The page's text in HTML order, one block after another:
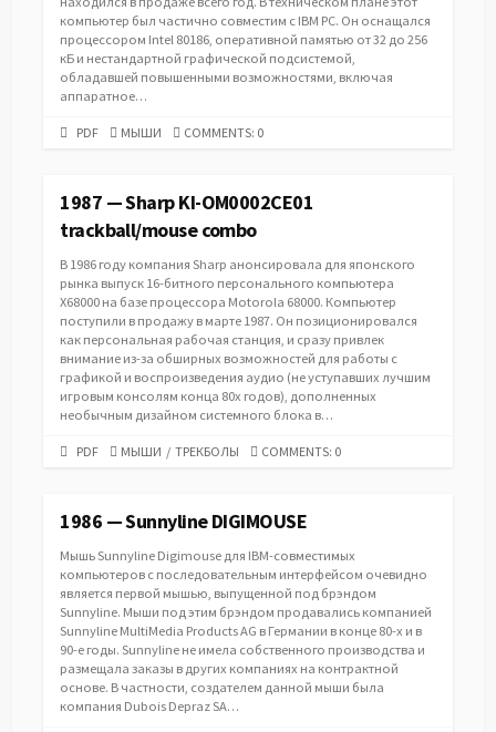
компьютер был частично совместим с IBM PC. Он оснащался
процессором Intel 80186, оперативной памятью от 32 до 256
кБ и нестандартной графической подсистемой,
обладавшей повышенными возможностями, включая
аппаратное…
PDF
PDF CATEGORIES
МЫШИ COMMENTS: 0
1987 — Sharp KI-OM0002CE01
trackball/mouse combo
В 1986 году компания Sharp анонсировала для японского
рынка выпуск 16-битного персонального компьютера
X68000 на базе процессора Motorola 68000. Компьютер
поступили в продажу в марте 1987. Он позиционировался
как персональная рабочая станция, и сразу привлек
внимание из-за обширных возможностей для работы с
графикой и воспроизведения аудио (не уступавших лучшим
игровым консолям конца 80х годов), дополненных
необычным дизайном системного блока в…
PDF
PDF CATEGORIES
МЫШИ / ТРЕКБОЛЫ COMMENTS: 0
1986 — Sunnyline DIGIMOUSE
Мышь Sunnyline Digimouse для IBM-совместимых
компьютеров с последовательным интерфейсом очевидно
является первой мышью, выпущенной под брэндом
Sunnyline. Мыши под этим брэндом продавались компанией
Sunnyline MultiMedia Products AG в Германии в конце 80-х и в
90-е годы. Sunnyline не имела собственного производства и
размещала заказы в других компаниях на контрактной
основе. В частности, создателем данной мыши была
компания Dubois Depraz SA…